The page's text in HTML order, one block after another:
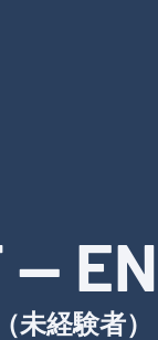
未経験者）